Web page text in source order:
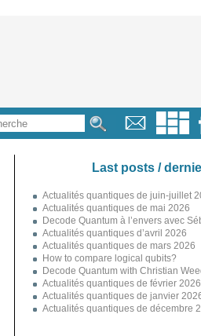
Last posts /
Actualités quantiques de juin-juillet
Actualités quantiques de mai 2026
Decode Quantum à l’envers avec
Actualités quantiques d’avril 2026
Actualités quantiques de mars 2026
How to compare logical qubits?
Decode Quantum with Christian
Actualités quantiques de février 2026
Actualités quantiques de janvier
Actualités quantiques de décembre